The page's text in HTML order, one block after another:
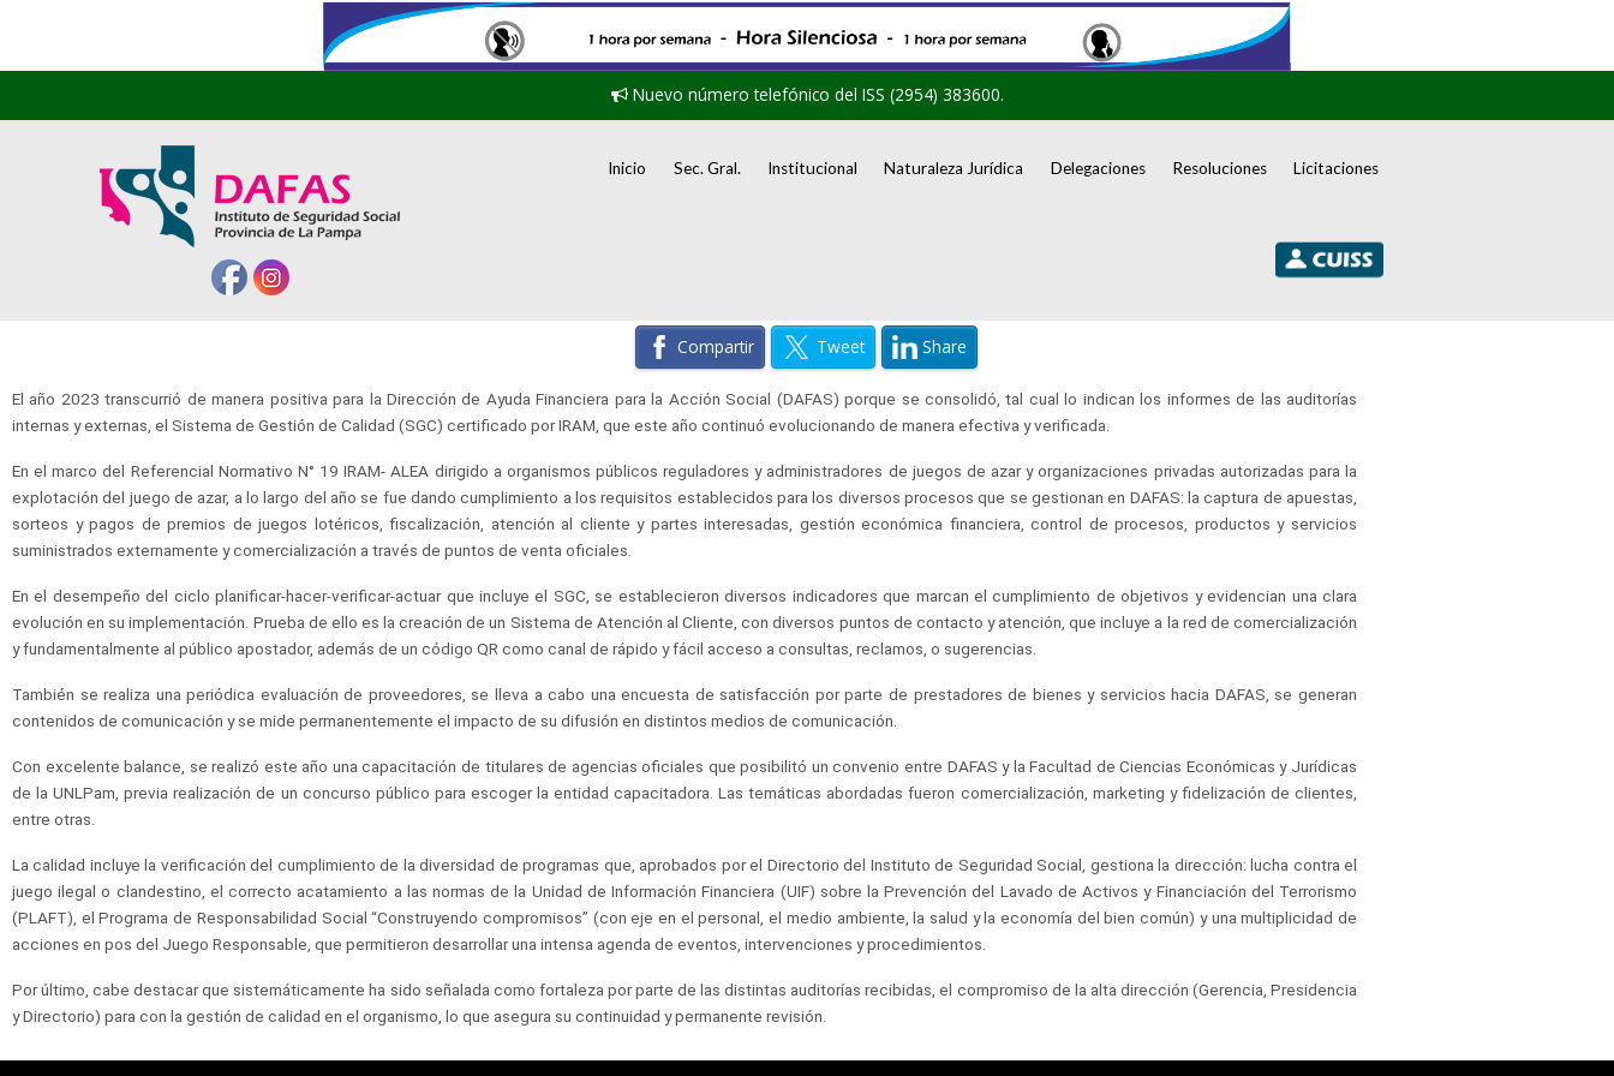
Nuevo número telefónico del ISS (2954) 383600.
Inicio Sec. Gral. Institucional Naturaleza Jurídica Delegaciones Resoluciones Licitaciones
Compartir Tweet Share
El año 2023 transcurrió de manera positiva para la Dirección de Ayuda Financiera para la Acción Social (DAFAS) porque se consolidó, tal cual lo indican los informes de las auditorías
internas y externas, el Sistema de Gestión de Calidad (SGC) certificado por IRAM, que este año continuó evolucionando de manera efectiva y verificada.
En el marco del Referencial Normativo N° 19 IRAM- ALEA dirigido a organismos públicos reguladores y administradores de juegos de azar y organizaciones privadas autorizadas para la
explotación del juego de azar, a lo largo del año se fue dando cumplimiento a los requisitos establecidos para los diversos procesos que se gestionan en DAFAS: la captura de apuestas,
sorteos y pagos de premios de juegos lotéricos, fiscalización, atención al cliente y partes interesadas, gestión económica financiera, control de procesos, productos y servicios
suministrados externamente y comercialización a través de puntos de venta oficiales.
En el desempeño del ciclo planificar-hacer-verificar-actuar que incluye el SGC, se establecieron diversos indicadores que marcan el cumplimiento de objetivos y evidencian una clara
evolución en su implementación. Prueba de ello es la creación de un Sistema de Atención al Cliente, con diversos puntos de contacto y atención, que incluye a la red de comercialización
y fundamentalmente al público apostador, además de un código QR como canal de rápido y fácil acceso a consultas, reclamos, o sugerencias.
También se realiza una periódica evaluación de proveedores, se lleva a cabo una encuesta de satisfacción por parte de prestadores de bienes y servicios hacia DAFAS, se generan
contenidos de comunicación y se mide permanentemente el impacto de su difusión en distintos medios de comunicación.
Con excelente balance, se realizó este año una capacitación de titulares de agencias oficiales que posibilitó un convenio entre DAFAS y la Facultad de Ciencias Económicas y Jurídicas
de la UNLPam, previa realización de un concurso público para escoger la entidad capacitadora. Las temáticas abordadas fueron comercialización, marketing y fidelización de clientes,
entre otras.
La calidad incluye la verificación del cumplimiento de la diversidad de programas que, aprobados por el Directorio del Instituto de Seguridad Social, gestiona la dirección: lucha contra el
juego ilegal o clandestino, el correcto acatamiento a las normas de la Unidad de Información Financiera (UIF) sobre la Prevención del Lavado de Activos y Financiación del Terrorismo
(PLAFT), el Programa de Responsabilidad Social “Construyendo compromisos” (con eje en el personal, el medio ambiente, la salud y la economía del bien común) y una multiplicidad de
acciones en pos del Juego Responsable, que permitieron desarrollar una intensa agenda de eventos, intervenciones y procedimientos.
Por último, cabe destacar que sistemáticamente ha sido señalada como fortaleza por parte de las distintas auditorías recibidas, el compromiso de la alta dirección (Gerencia, Presidencia
y Directorio) para con la gestión de calidad en el organismo, lo que asegura su continuidad y permanente revisión.